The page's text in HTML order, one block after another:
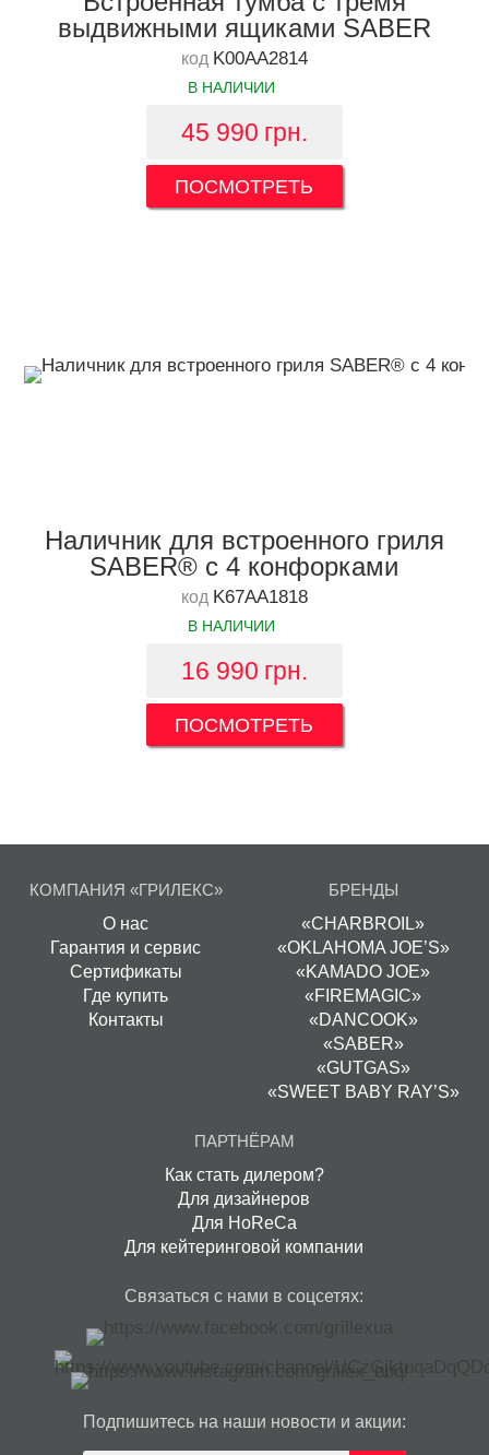
выдвижными ящиками SABER
код K00АА2814
В НАЛИЧИИ
45 990 грн.
ПОСМОТРЕТЬ
Наличник для встроенного гриля
SABER® с 4 конфорками
код K67AA1818
В НАЛИЧИИ
16 990 грн.
ПОСМОТРЕТЬ
КОМПАНИЯ «ГРИЛЕКС»
О нас
Гарантия и сервис
Сертификаты
Где купить
Контакты
БРЕНДЫ
«CHARBROIL»
«OKLAHOMA JOE’S»
«KAMADO JOE»
«FIREMAGIC»
«DANCOOK»
«SABER»
«GUTGAS»
«SWEET BABY RAY’S»
ПАРТНЁРАМ
Как стать дилером?
Для дизайнеров
Для HoReCa
Для кейтеринговой компании
Связаться с нами в соцсетях:
Подпишитесь на наши новости и акции: